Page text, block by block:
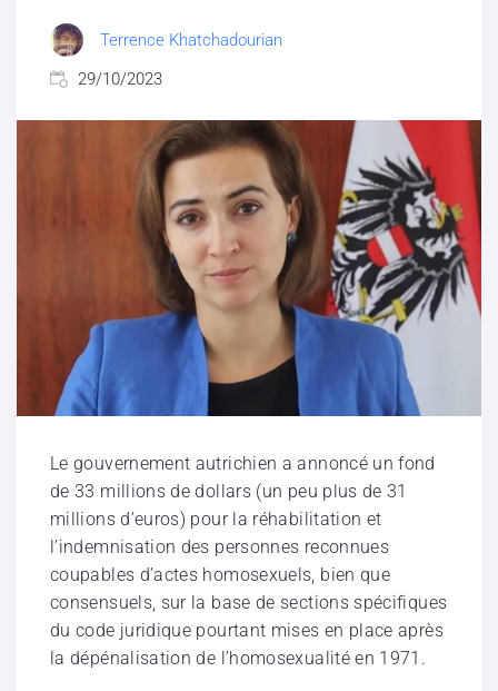
Terrence Khatchadourian
29/10/2023
Le gouvernement autrichien a annoncé un fond
de 33 millions de dollars (un peu plus de 31
millions d’euros) pour la réhabilitation et
l’indemnisation des personnes reconnues
coupables d’actes homosexuels, bien que
consensuels, sur la base de sections spécifiques
du code juridique pourtant mises en place après
la dépénalisation de l’homosexualité en 1971.